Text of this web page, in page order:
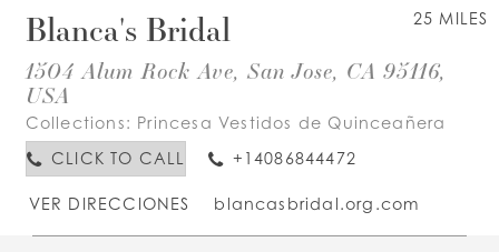
25 MILES
Blanca's Bridal
1504 Alum Rock Ave, San Jose, CA 95116,
USA
Collections: Princesa Vestidos de Quinceañera
CLICK TO CALL
+14086844472
VER DIRECCIONES blancasbridal.org.com